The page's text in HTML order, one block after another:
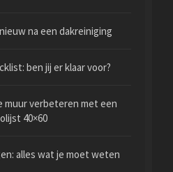
na een dakreiniging
ben jij er klaar voor?
muur verbeteren met een
40×60
alles wat je moet weten